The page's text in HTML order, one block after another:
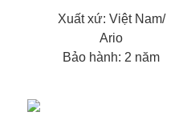
Xuất xứ: Việt Nam/
Ario
Bảo hành: 2 năm